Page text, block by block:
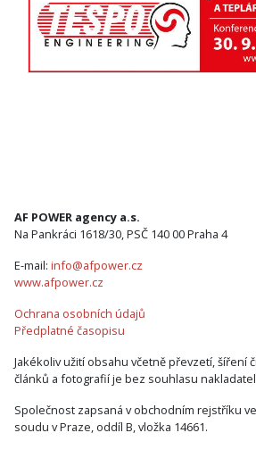
AF POWER agency a.s.
Na Pankráci 1618/30, PSČ 140 00 Praha 4
E-mail: info@afpower.cz
www.afpower.cz
Ochrana osobních údajů
Předplatné časopisu
Jakékoliv užití obsahu včetně převzetí, šíření
článků a fotografií je bez souhlasu
Společnost zapsaná v obchodním rejstříku
soudu v Praze, oddíl B, vložka 14661.